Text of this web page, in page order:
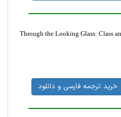
Through the Looking Glass: Class
خرید ترجمه فارسی و دانلود